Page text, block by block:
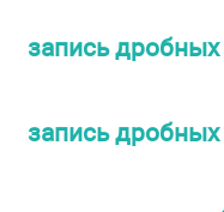
запись дробных
запись дробных